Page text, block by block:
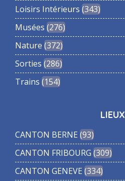
Loisirs Intérieurs 343
Musées 276
Nature 372
Sorties 286
Trains 154
LIEUX
CANTON BERNE 93
CANTON FRIBOURG 309
CANTON GENEVE 334